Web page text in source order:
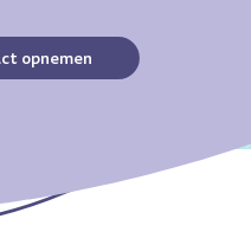
opnemen